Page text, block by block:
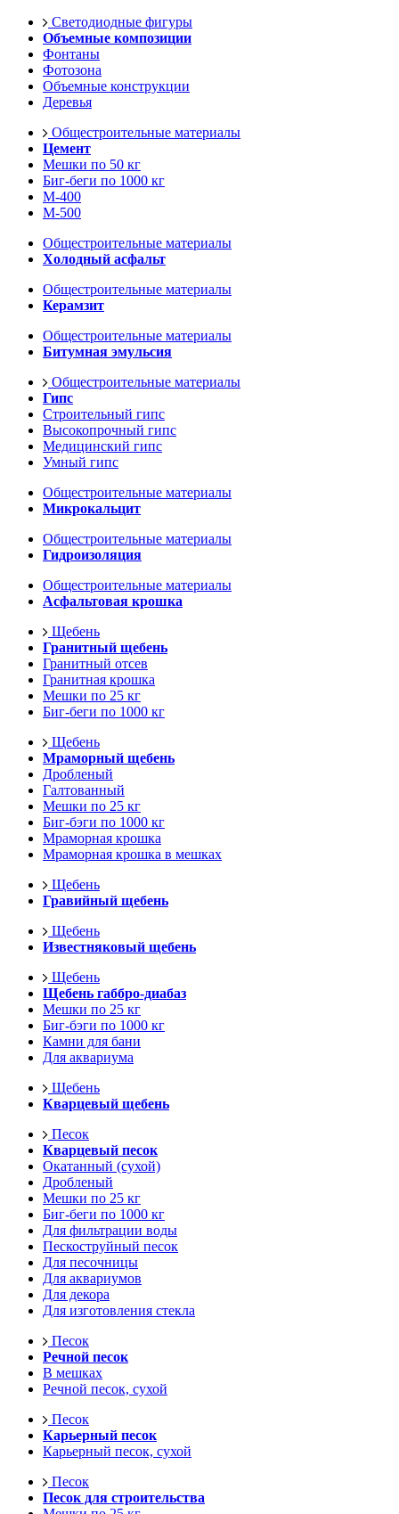
Светодиодные фигуры
Объемные композиции
Фонтаны
Фотозона
Объемные конструкции
Деревья
Общестроительные материалы
Цемент
Мешки по 50 кг
Биг-беги по 1000 кг
М-400
М-500
Общестроительные материалы
Холодный асфальт
Общестроительные материалы
Керамзит
Общестроительные материалы
Битумная эмульсия
Общестроительные материалы
Гипс
Строительный гипс
Высокопрочный гипс
Медицинский гипс
Умный гипс
Общестроительные материалы
Микрокальцит
Общестроительные материалы
Гидроизоляция
Общестроительные материалы
Асфальтовая крошка
Щебень
Гранитный щебень
Гранитный отсев
Гранитная крошка
Мешки по 25 кг
Биг-беги по 1000 кг
Щебень
Мраморный щебень
Дробленый
Галтованный
Мешки по 25 кг
Биг-бэги по 1000 кг
Мраморная крошка
Мраморная крошка в мешках
Щебень
Гравийный щебень
Щебень
Известняковый щебень
Щебень
Щебень габбро-диабаз
Мешки по 25 кг
Биг-бэги по 1000 кг
Камни для бани
Для аквариума
Щебень
Кварцевый щебень
Песок
Кварцевый песок
Окатанный (сухой)
Дробленый
Мешки по 25 кг
Биг-беги по 1000 кг
Для фильтрации воды
Пескоструйный песок
Для песочницы
Для аквариумов
Для декора
Для изготовления стекла
Песок
Речной песок
В мешках
Речной песок, сухой
Песок
Карьерный песок
Карьерный песок, сухой
Песок
Песок для строительства